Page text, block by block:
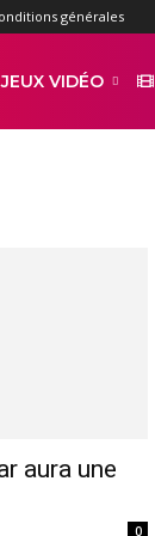
générales
JEUX VIDÉO
aura une
0